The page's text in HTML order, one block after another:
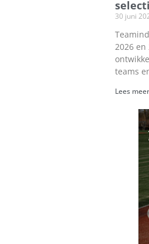
30 juni
2026
teams
Lees